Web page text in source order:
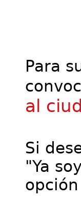
Para
al
Si
"Ya